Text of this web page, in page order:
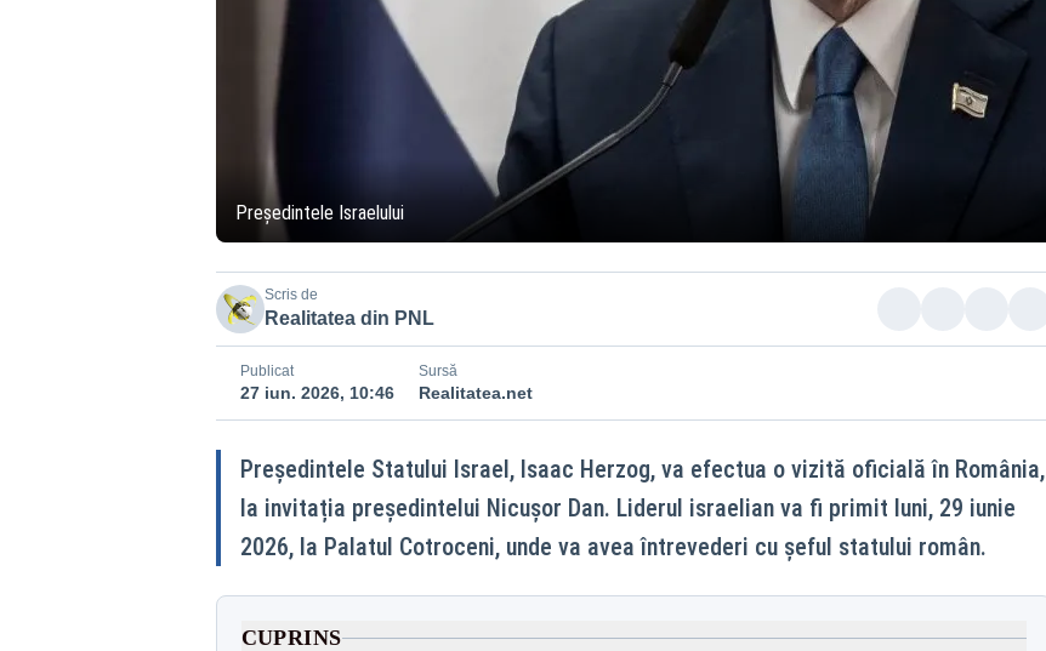
Președintele Israelului
Scris de
Realitatea din PNL
Publicat
27 iun. 2026, 10:46
Sursă
Realitatea.net
Președintele Statului Israel, Isaac Herzog, va efectua o vizită oficială în România,
la invitația președintelui Nicușor Dan. Liderul israelian va fi primit luni, 29 iunie
2026, la Palatul Cotroceni, unde va avea întrevederi cu șeful statului român.
CUPRINS